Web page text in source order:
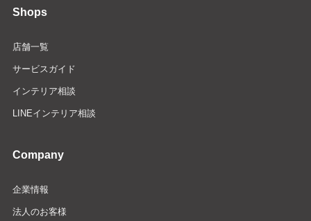
Shops
店舗一覧
サービスガイド
インテリア相談
LINEインテリア相談
Company
企業情報
法人のお客様